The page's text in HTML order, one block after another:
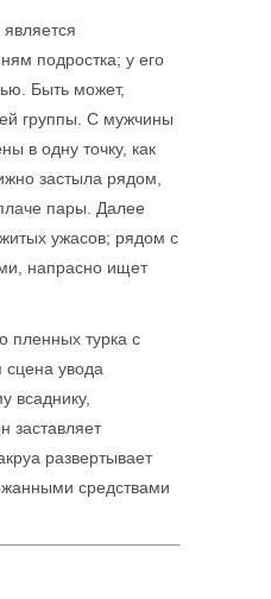
подростка; у его
Быть может,
группы. С мужчины
в одну точку, как
застыла рядом,
пары. Далее
ужасов; рядом с
напрасно ищет
пленных турка с
сцена увода
всаднику,
заставляет
развертывает
средствами